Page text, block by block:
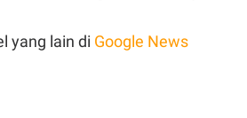
yang lain di Google News